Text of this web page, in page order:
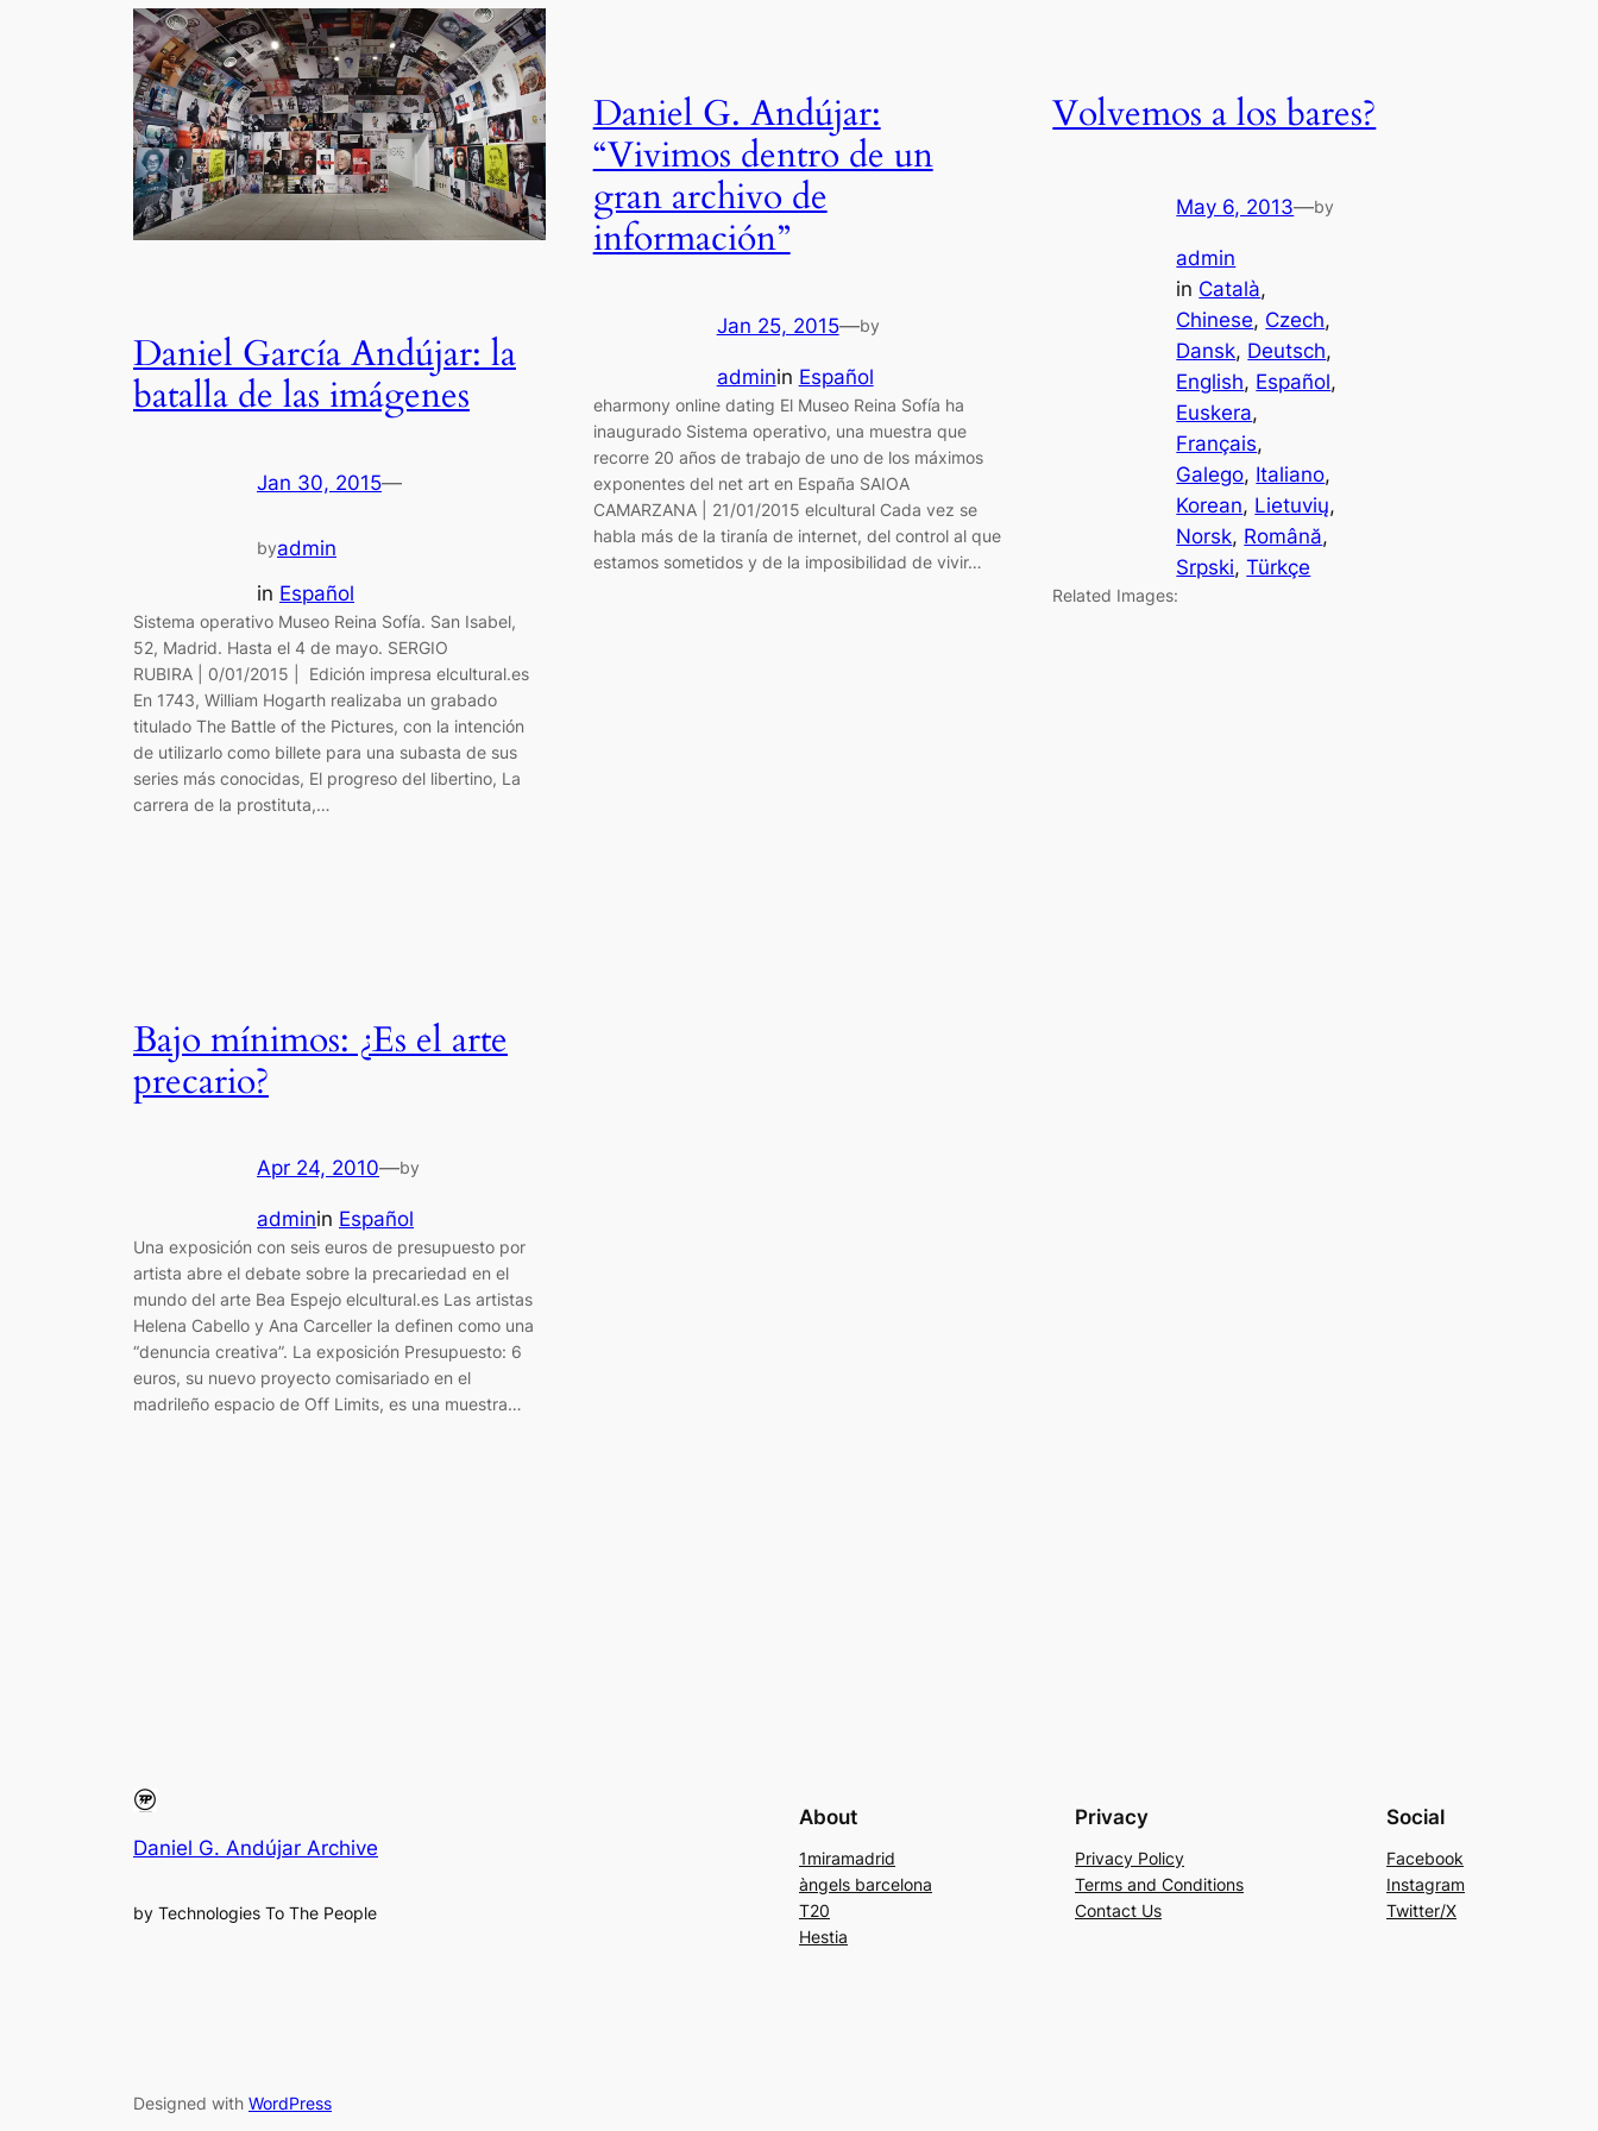
Daniel García Andújar: la
batalla de las imágenes
Jan 30, 2015—
byadmin
in Español
Sistema operativo Museo Reina Sofía. San Isabel,
52, Madrid. Hasta el 4 de mayo. SERGIO
RUBIRA | 0/01/2015 | Edición impresa elcultural.es
En 1743, William Hogarth realizaba un grabado
titulado The Battle of the Pictures, con la intención
de utilizarlo como billete para una subasta de sus
series más conocidas, El progreso del libertino, La
carrera de la prostituta,…
Daniel G. Andújar:
“Vivimos dentro de un
gran archivo de
información”
Jan 25, 2015—by
adminin Español
eharmony online dating El Museo Reina Sofía ha
inaugurado Sistema operativo, una muestra que
recorre 20 años de trabajo de uno de los máximos
exponentes del net art en España SAIOA
CAMARZANA | 21/01/2015 elcultural Cada vez se
habla más de la tiranía de internet, del control al que
estamos sometidos y de la imposibilidad de vivir…
Volvemos a los bares?
May 6, 2013—by
admin
in Català
Chinese, Czech
Dansk, Deutsch
English, Español
Euskera
Français
Galego, Italiano
Korean, Lietuvių
Norsk, Română
Srpski, Türkçe
Related Images:
Bajo mínimos: ¿Es el arte
precario?
Apr 24, 2010—by
adminin Español
Una exposición con seis euros de presupuesto por
artista abre el debate sobre la precariedad en el
mundo del arte Bea Espejo elcultural.es Las artistas
Helena Cabello y Ana Carceller la definen como una
“denuncia creativa”. La exposición Presupuesto: 6
euros, su nuevo proyecto comisariado en el
madrileño espacio de Off Limits, es una muestra…
Daniel G. Andújar Archive
by Technologies To The People
About
1miramadrid
àngels barcelona
T20
Hestia
Privacy
Privacy Policy
Terms and Conditions
Contact Us
Social
Facebook
Instagram
Twitter/X
Designed with WordPress